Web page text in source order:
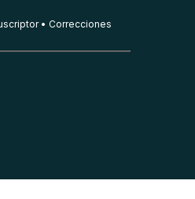
Correcciones